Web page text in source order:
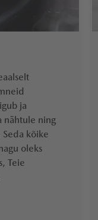
ja
nähtule ning
kõike
oleks
Teie